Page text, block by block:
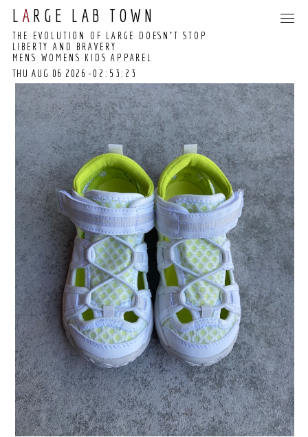
L A RGE LAB TOWN
THE EVOLUTION OF LARGE DOESN’T STOP
LIBERTY AND BRAVERY
MENS WOMENS KIDS APPAREL
THU AUG 06 2026
02:53:14 GMT+0000
(COORDINATED
UNIVERSAL TIME)
-02:53:23